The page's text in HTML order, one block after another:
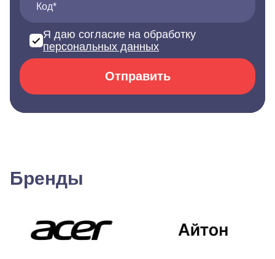
Код*
Я даю согласие на обработку
персональных данных
Отправить
Бренды